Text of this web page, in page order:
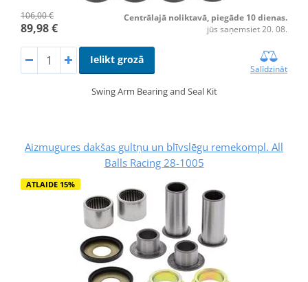
106,00 €
89,98 €
Centrālajā noliktavā, piegāde 10 dienas.
jūs saņemsiet 20. 08.
Ielikt grozā
Salīdzināt
Swing Arm Bearing and Seal Kit
Aizmugures dakšas gultņu un blīvslēgu remekompl. All
Balls Racing 28-1005
ATLAIDE 15%